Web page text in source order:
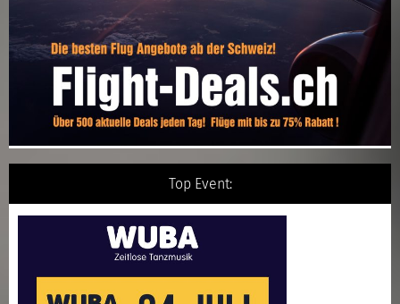
Top Event: